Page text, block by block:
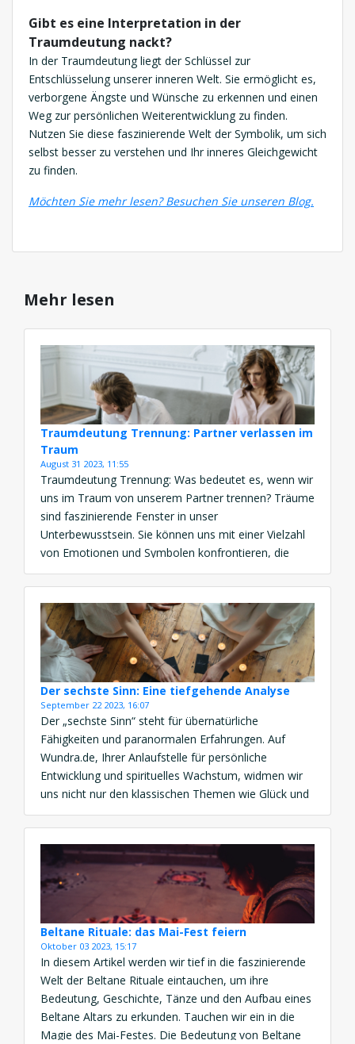
Gibt es eine Interpretation in der
Traumdeutung nackt?
In der Traumdeutung liegt der Schlüssel zur
Entschlüsselung unserer inneren Welt. Sie ermöglicht es,
verborgene Ängste und Wünsche zu erkennen und einen
Weg zur persönlichen Weiterentwicklung zu finden.
Nutzen Sie diese faszinierende Welt der Symbolik, um sich
selbst besser zu verstehen und Ihr inneres Gleichgewicht
zu finden.
Möchten Sie mehr lesen? Besuchen Sie unseren Blog.
Mehr lesen
Traumdeutung Trennung: Partner verlassen im
Traum
August 31 2023, 11:55
Traumdeutung Trennung: Was bedeutet es, wenn wir
uns im Traum von unserem Partner trennen? Träume
sind faszinierende Fenster in unser
Unterbewusstsein. Sie können uns mit einer Vielzahl
von Emotionen und Symbolen konfrontieren, die
unsere wachen Gedanken oft nicht erreichen.
Besonders interessant wird es, wenn wir Träume von
Trennungen und dem Verlassenwerden durch den
Partner erleben. […]
Der sechste Sinn: Eine tiefgehende Analyse
September 22 2023, 16:07
Der „sechste Sinn“ steht für übernatürliche
Fähigkeiten und paranormalen Erfahrungen. Auf
Wundra.de, Ihrer Anlaufstelle für persönliche
Entwicklung und spirituelles Wachstum, widmen wir
uns nicht nur den klassischen Themen wie Glück und
Wohlbefinden, sondern auch der Erforschung des
sechsten Sinns. In diesem Artikel werden wir uns
eingehend mit diesem faszinierenden Phänomen
auseinandersetzen und die verschiedenen Aspekte,
[…]
Beltane Rituale: das Mai-Fest feiern
Oktober 03 2023, 15:17
In diesem Artikel werden wir tief in die faszinierende
Welt der Beltane Rituale eintauchen, um ihre
Bedeutung, Geschichte, Tänze und den Aufbau eines
Beltane Altars zu erkunden. Tauchen wir ein in die
Magie des Mai-Festes. Die Bedeutung von Beltane